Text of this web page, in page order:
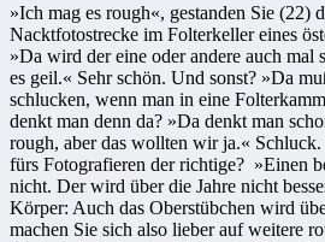
»Ich mag es rough«, gestanden Sie (22)
Nacktfotostrecke im Folterkeller eines
»Da wird der eine oder andere auch mal
es geil.« Sehr schön. Und sonst? »Da
schlucken, wenn man in eine
denkt man denn da? »Da denkt man
rough, aber das wollten wir ja.«
fürs Fotografieren der richtige? »Einen
nicht. Der wird über die Jahre nicht
Körper: Auch das Oberstübchen wird
machen Sie sich also lieber auf weitere